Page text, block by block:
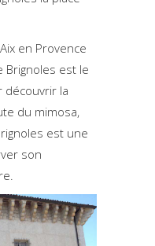
en Provence
Brignoles est le
découvrir la
du mimosa,
est une
son